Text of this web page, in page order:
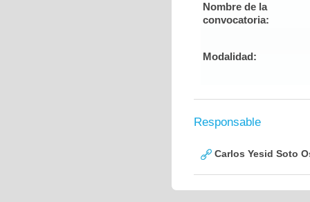
Nombre de la
convocatoria:
Modalidad:
Responsable
Carlos Yesid Soto